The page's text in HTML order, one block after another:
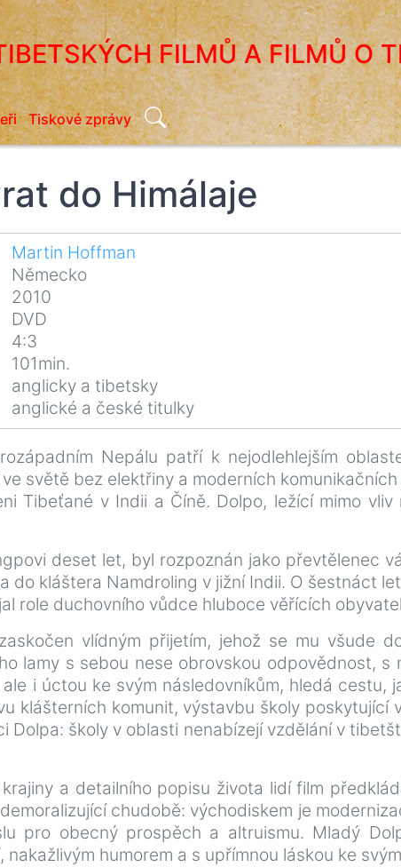
FILMŮ A FILMŮ O
Tiskové zprávy Search
do Himálaje
Martin Hoffman
Německo
2010
DVD
4:3
101min.
anglicky a tibetsky
anglické a české titulky
Nepálu patří k nejodlehlejším
světě bez elektřiny a moderních
Tibeťané v Indii a Číně. Dolpo, ležící mimo
deset let, byl rozpoznán jako převtělenec
do kláštera Namdroling v jižní Indii. O šestnáct
role duchovního vůdce hluboce věřících
vlídným přijetím, jehož se mu všude
lamy s sebou nese obrovskou odpovědnost,
i úctou ke svým následovníkům, hledá cestu,
klášterních komunit, výstavbu školy
Dolpa: školy v oblasti nenabízejí vzdělání v
a detailního popisu života lidí film
chudobě: východiskem je
pro obecný prospěch a altruismu. Mladý
humorem a s upřímnou láskou ke